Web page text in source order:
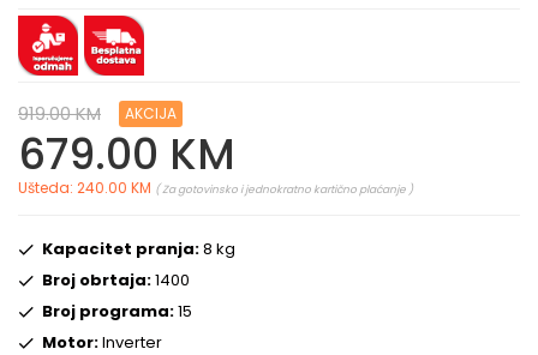
919.00 KM AKCIJA
679.00 KM
Ušteda: 240.00 KM ( Za gotovinsko i jednokratno kartično plaćanje )
Kapacitet pranja:8 kg
Broj obrtaja:1400
Broj programa:15
Motor:Inverter